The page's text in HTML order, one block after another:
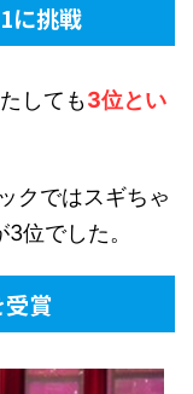
に挑戦
しても3位とい
クではスギちゃ
位でした。
賞